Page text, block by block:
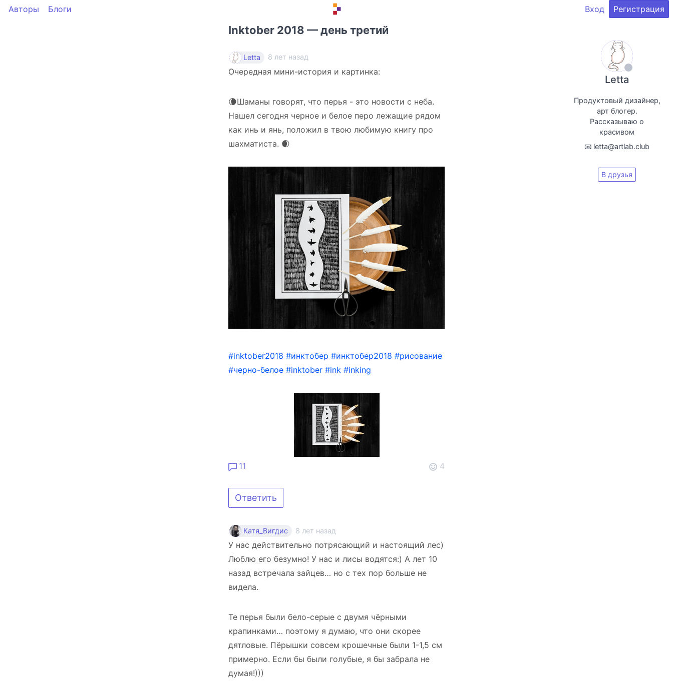
Авторы Блоги Вход Регистрация
Inktober 2018 — день третий
Letta 8 лет назад
Очередная мини-история и картинка:
🌘Шаманы говорят, что перья - это новости с неба.
Нашел сегодня черное и белое перо лежащие рядом
как инь и янь, положил в твою любимую книгу про
шахматиста. 🌒
#inktober2018 #инктобер #инктобер2018 #рисование
#черно-белое #inktober #ink #inking
11 4
Ответить
Катя_Вигдис 8 лет назад
У нас действительно потрясающий и настоящий лес)
Люблю его безумно! У нас и лисы водятся:) А лет 10
назад встречала зайцев… но с тех пор больше не
видела.
Те перья были бело-серые с двумя чёрными
крапинками… поэтому я думаю, что они скорее
дятловые. Пёрышки совсем крошечные были 1-1,5 см
примерно. Если бы были голубые, я бы забрала не
думая!)))
Letta
Продуктовый дизайнер,
арт блогер.
Рассказываю о
красивом
📧 letta@artlab.club
В друзья